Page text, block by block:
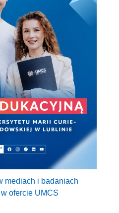
mediach i badaniach
ofercie UMCS